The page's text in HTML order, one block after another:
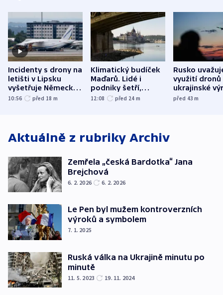
Incidenty s drony na
letišti v Lipsku
vyšetřuje Německo
jako úmyslný pokus
10:56 před 18 m
Klimatický budíček
Maďarů. Lidé i
podniky šetří,
omezuje se doprava
12:08 před 24 m
Rusko
využití dronů
ukrajinské
útokům v
před 43m
Aktuálně z rubriky Archiv
Zemřela „česká Bardotka“ Jana
Brejchová
6. 2. 2026 6. 2. 2026
Le Pen byl mužem kontroverzních
výroků a symbolem
7. 1. 2025
Ruská válka na Ukrajině minutu po
minutě
11. 5. 2023 19. 11. 2024